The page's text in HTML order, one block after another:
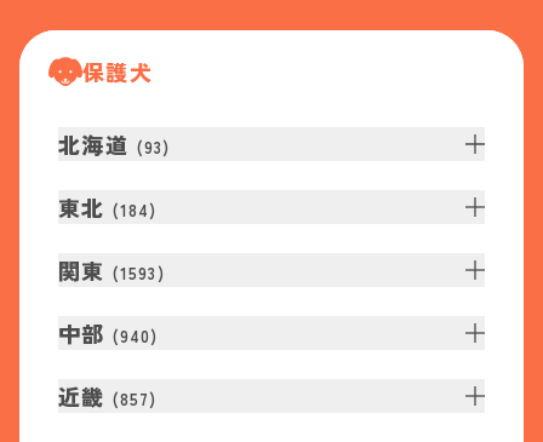
保護犬
北海道 (93)
東北 (184)
関東 (1593 )
中部 (940)
近畿 (857)